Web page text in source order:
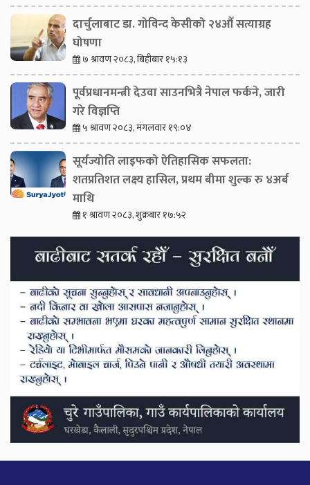
दार्चुलाबाट डा. गोविन्द केसीको २४औँ सत्याग्रह
घोषणा
७ श्रावण २०८३, बिहीबार १५:१३
पूर्वप्रधानमन्त्री देउवा साउनभित्रै नेपाल फर्कने, जारी
गरे विज्ञप्ति
५ श्रावण २०८३, मंगलवार १९:०४
सूर्यज्योति लाइफको ऐतिहासिक सफलता:
शतप्रतिशत लक्ष्य हासिल, प्रथम बीमा शुल्क रु ४अर्ब
माथि
१ श्रावण २०८३, शुक्रबार १७:५२